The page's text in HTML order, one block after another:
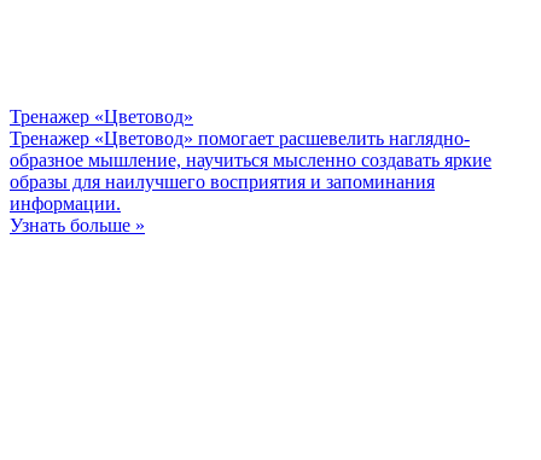
Тренажер «Цветовод»
Тренажер «Цветовод» помогает расшевелить наглядно-
образное мышление, научиться мысленно создавать яркие
образы для наилучшего восприятия и запоминания
информации.
Узнать больше »